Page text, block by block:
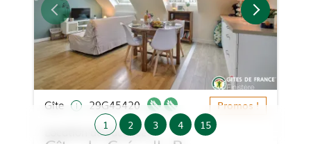
Gîte 29G45420 Promos !
Location de vacances
1 2 3 4 15